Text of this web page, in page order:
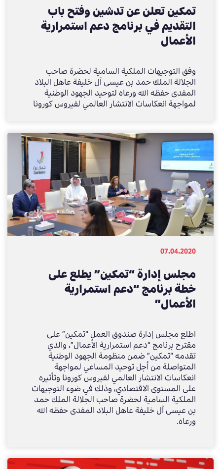
تمكين تعلن عن تدشين وفتح باب
التقديم في برنامج دعم استمرارية
الأعمال
وفق التوجيهات الملكية السامية لحضرة صاحب
الجلالة الملك حمد بن عيسى آل خليفة عاهل البلاد
المفدى حفظه الله ورعاه لتوحيد الجهود الوطنية
لمواجهة انعكاسات الانتشار العالمي لفيروس كورونا
(COVID-19) على المستوى المحلي بما يحافظ على
استمرار برامج الدولة ومسيرة عملها تحقيقاً لمساعي
التنمية المستدامة لصالح المواطنين ومتابعةً لقرارات
الحكومة برئاسة صاحب السمو الملكي الأمير خليفة
بن سلمان آل خليفة حفظه الله وأوامر صاحب السمو
الملكي الأمير سلمان بن حمد آل خليفة ولي العهد
نائب القائد الأعلى النائب الأول لرئيس مجلس الوزراء
حفظه الله بإطلاق حزمة مالية واقتصادية لتوفير
السيولة اللازمة للقطاع الخاص للتعامل مع آثار
الأوضاع الراهنة للتصدي للفيروس حفاظاً على النمو
المستدام، أعلن معالي الشيخ محمد بن عيسى آل
خليفة رئيس مجلس إدارة صندوق العمل “تمكين” عن
تدشين برنامج “دعم استمرارية الأعمال”، مؤكدا
معاليه بأن هذا البرنامج يتضمن منحة مقدمة
للمشاريع متناهية الصغر والمؤسسات الصغيرة التي
تمتلك سجلاً تجارياً أو ترخيصاً رسمياً لمزاولة نشاطها
التجاري، حيث يهدف الدعم إلى توفير السيولة
لمعالجة الجوانب التشغيلية في ظل الأوضاع الراهنة
07.04.2020
مجلس إدارة “تمكين” يطلع على
خطة برنامج “دعم استمرارية
الأعمال”
اطلع مجلس إدارة صندوق العمل “تمكين” على
مقترح برنامج “دعم استمرارية الأعمال”، والذي
تقدمه “تمكين” ضمن منظومة الجهود الوطنية
المتواصلة من أجل توحيد المساعي لمواجهة
انعكاسات الانتشار العالمي لفيروس كورونا وتأثيره
على المستوى الاقتصادي، وذلك في ضوء التوجيهات
الملكية السامية لحضرة صاحب الجلالة الملك حمد
بن عيسى آل خليفة عاهل البلاد المفدى حفظه الله
ورعاه.